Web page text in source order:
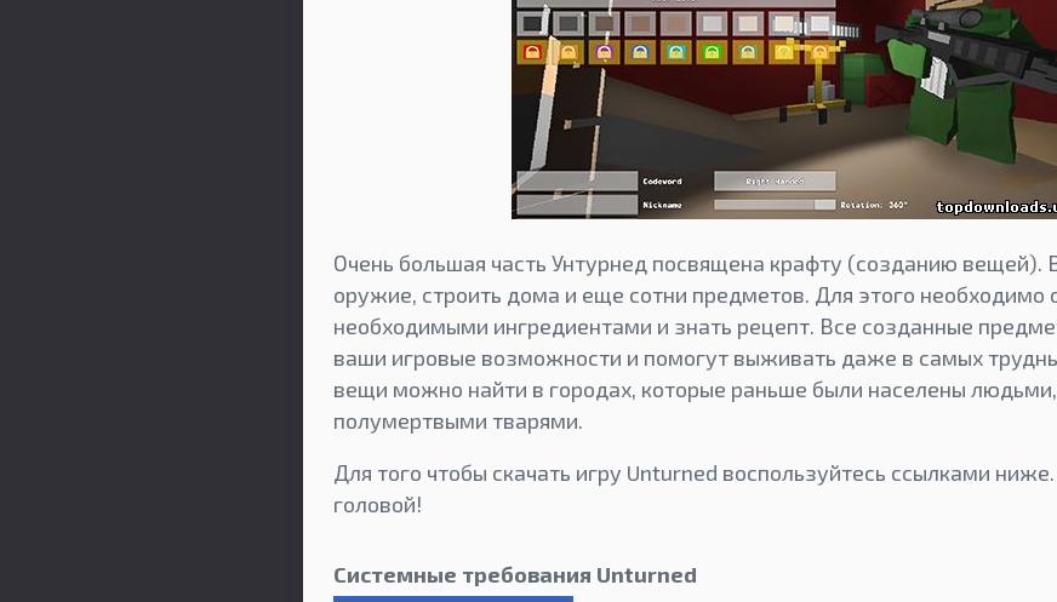
Очень большая часть Унтурнед посвящена крафту (созданию вещей).
оружие, строить дома и еще сотни предметов. Для этого необходимо
необходимыми ингредиентами и знать рецепт. Все созданные
ваши игровые возможности и помогут выживать даже в самых
вещи можно найти в городах, которые раньше были населены
полумертвыми тварями.
Для того чтобы скачать игру Unturned воспользуйтесь ссылками
головой!
Системные требования Unturned